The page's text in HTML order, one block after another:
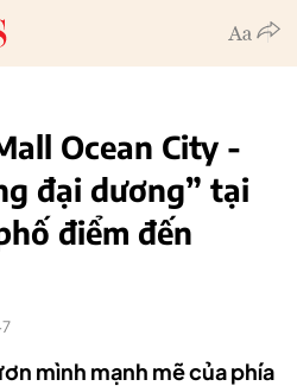
Ocean City -
đại dương” tại
điểm đến
mình mạnh mẽ của phía